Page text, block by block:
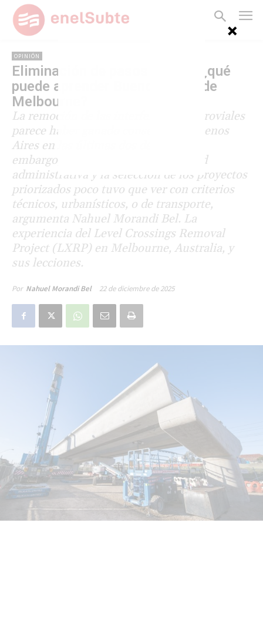
OPINIÓN
Eliminación de pasos a nivel: ¿qué
puede aprender Buenos Aires de
Melbourne?
La remoción de las interferencias ferroviales
parece haber ganado consenso en Buenos
Aires en las últimas dos décadas. Sin
embargo, careció de institucionalidad
administrativa y la selección de los proyectos
priorizados poco tuvo que ver con criterios
técnicos, urbanísticos, o de transporte,
argumenta Nahuel Morandi Bel. La
experiencia del Level Crossings Removal
Project (LXRP) en Melbourne, Australia, y
sus lecciones.
Por Nahuel Morandi Bel 22 de diciembre de 2025